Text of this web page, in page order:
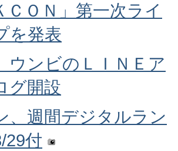
ＣＯＮ」第一次ライ
を発表
ウンビのＬＩＮＥア
グ開設
、週間デジタルラン
29付